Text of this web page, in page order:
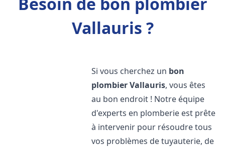
Vallauris ?
Si vous cherchez un bon
plombierVallauris, vous êtes
au bon endroit ! Notre équipe
d'experts en plomberie est prête
à intervenir pour résoudre tous
vos problèmes de tuyauterie, de